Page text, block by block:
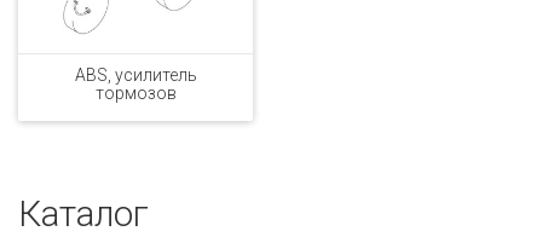
ABS, усилитель
тормозов
Каталог